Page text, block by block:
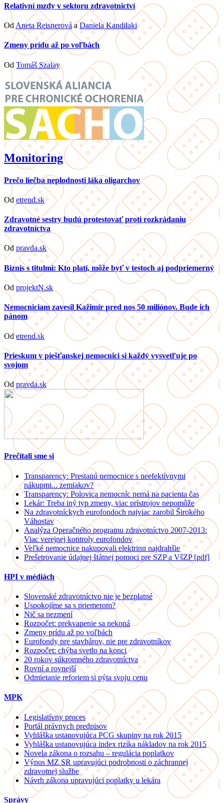
Relativní mzdy v sektoru zdravotnictví
Od Aneta ReisnerováaDaniela Kandilaki
Zmeny prídu až po voľbách
Od Tomáš Szalay
Monitoring
Prečo liečba neplodnosti láka oligarchov
Od etrend.sk
Zdravotné sestry budú protestovať proti rozkrádaniu
zdravotníctva
Od pravda.sk
Biznis s titulmi: Kto platí, môže byť v testoch aj podpriemerný
Od projektN.sk
Nemocniciam zavesil Kažimír pred nos 50 miliónov. Bude ich
pánom
Odetrend.sk
Prieskum v piešťanskej nemocnici si každý vysvetľuje po
svojom
Od pravda.sk
Prečítali sme si
Transparency: Prestanú nemocnice s neefektívnymi
nákupmi... zemiakov?
Transparency: Polovica nemocníc nemá na pacienta čas
Lekár: Treba iný typ zmeny, viac prístrojov nepomôže
Na zdravotníckych eurofondoch najviac zarobil Širokého
Váhostav
Analýza Operačného programu zdravotníctvo 2007-2013:
Viac verejnej kontroly eurofondov
Veľké nemocnice nakupovali elektrinu najdrahšie
Prešetrovanie údajnej štátnej pomoci pre SZP a VšZP [pdf]
HPI v médiách
Slovenské zdravotníctvo nie je bezplatné
Uspokojíme sa s priemerom?
Nič sa nezmení
Rozpočet: prekvapenie sa nekoná
Zmeny prídu až po voľbách
Eurofondy pre stavbárov, nie pre zdravotníkov
Rozpočet: chýba svetlo na konci
20 rokov súkromného zdravotníctva
Rovní a rovnejší
Odmietanie reforiem si pýta svoju cenu
MPK
Legislatívny proces
Portál právnych predpisov
Vyhláška ustanovujúca PCG skupiny na rok 2015
Vyhláška ustanovujúca index rizika nákladov na rok 2015
Novela zákona o rozsahu – regulácia poplatkov
Výnos MZ SR upravujúci podrobnosti o záchrannej
zdravotnej službe
Návrh zákona upravujúci poplatky u lekára
Správy